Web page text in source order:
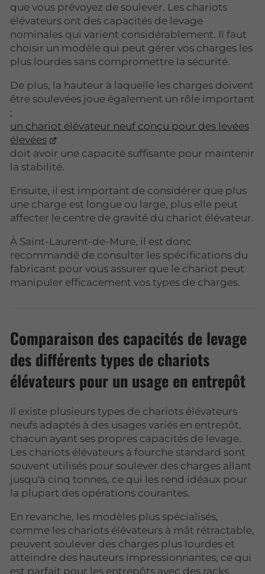
que vous prévoyez de soulever. Les chariots
élévateurs ont des capacités de levage
nominales qui varient considérablement. Il faut
choisir un modèle qui peut gérer vos charges les
plus lourdes sans compromettre la sécurité.
De plus, la hauteur à laquelle les charges doivent
être soulevées joue également un rôle important
;
un chariot élévateur neuf conçu pour des levées
élevées
doit avoir une capacité suffisante pour maintenir
la stabilité.
Ensuite, il est important de considérer que plus
une charge est longue ou large, plus elle peut
affecter le centre de gravité du chariot élévateur.
À Saint-Laurent-de-Mure, il est donc
recommandé de consulter les spécifications du
fabricant pour vous assurer que le chariot peut
manipuler efficacement vos types de charges.
Comparaison des capacités de levage
des différents types de chariots
élévateurs pour un usage en entrepôt
Il existe plusieurs types de chariots élévateurs
neufs adaptés à des usages variés en entrepôt,
chacun ayant ses propres capacités de levage.
Les chariots élévateurs à fourche standard sont
souvent utilisés pour soulever des charges allant
jusqu'à cinq tonnes, ce qui les rend idéaux pour
la plupart des opérations courantes.
En revanche, les modèles plus spécialisés,
comme les chariots élévateurs à mât rétractable,
peuvent soulever des charges plus lourdes et
atteindre des hauteurs impressionnantes, ce qui
est parfait pour les entrepôts avec des racks